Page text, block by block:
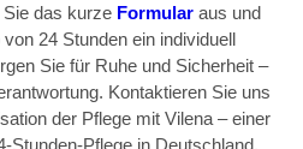
das kurze Formular aus und
24 Stunden ein individuell
Sie für Ruhe und Sicherheit –
Kontaktieren Sie uns
der Pflege mit Vilena – einer